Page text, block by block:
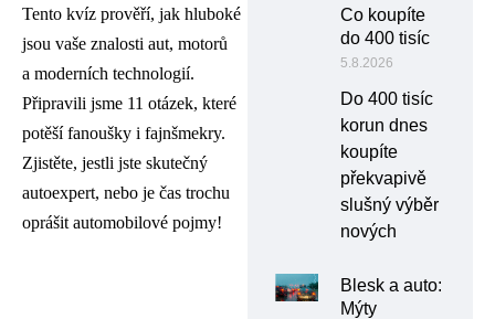
Tento kvíz prověří, jak hluboké
jsou vaše znalosti aut, motorů
a moderních technologií.
Připravili jsme 11 otázek, které
potěší fanoušky i fajnšmekry.
Zjistěte, jestli jste skutečný
autoexpert, nebo je čas trochu
oprášit automobilové pojmy!
Co koupíte
do 400 tisíc
5.8.2026
Do 400 tisíc
korun dnes
koupíte
překvapivě
slušný výběr
nových
Blesk a auto:
Mýty